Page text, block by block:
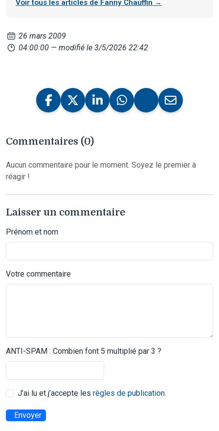
Voir tous les articles de Fanny Chauffin →
26 mars 2009
04:00:00 — modifié le 3/5/2026 22:42
Commentaires (0)
Aucun commentaire pour le moment. Soyez le premier à
réagir !
Laisser un commentaire
Prénom et nom
Votre commentaire
ANTI-SPAM : Combien font 5 multiplié par 3 ?
J’ai lu et j’accepte les règles de publication.
Envoyer